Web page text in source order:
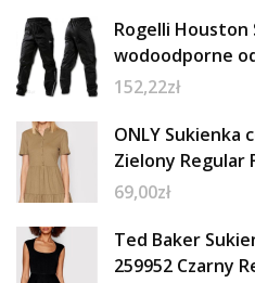
Rogelli
wodoodporne
152,22zł
ONLY Sukienka
Zielony Regular
69,00zł
Ted Baker
259952 Czarny